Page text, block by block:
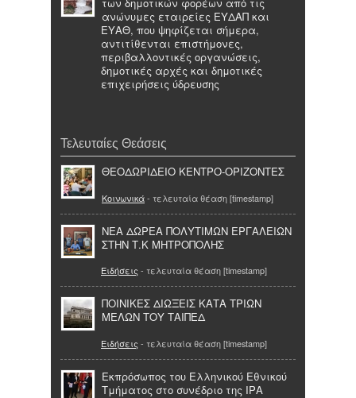
ανώνυμες εταιρείες ΕΥΔΑΠ και
ΕΥΑΘ, που ψηφίζεται σήμερα,
αντιτίθενται επιστήμονες,
περιβαλλοντικές οργανώσεις,
δημοτικές αρχές και δημοτικές
επιχειρήσεις ύδρευσης
Τελευταίες Θεάσεις
ΘΕΟΔΩΡΙΔΕΙΟ ΚΕΝΤΡΟ-ΟΡΙΖΟΝΤΕΣ
Κοινωνικά- τελευταία θέαση [timestamp]
ΝΕΑ ΔΩΡΕΑ ΠΟΛΥΤΙΜΩΝ ΕΡΓΑΛΕΙΩΝ
ΣΤΗΝ Τ.Κ ΜΗΤΡΟΠΟΛΗΣ
Ειδήσεις - τελευταία θέαση [timestamp]
ΠΟΙΝΙΚΕΣ ΔΙΩΞΕΙΣ ΚΑΤΑ ΤΡΙΩΝ
ΜΕΛΩΝ ΤΟΥ ΤΑΙΠΕΔ
Ειδήσεις - τελευταία θέαση [timestamp]
Εκπρόσωπος του Ελληνικού Εθνικού
Τμήματος στο συνέδριο της ΙΡΑ